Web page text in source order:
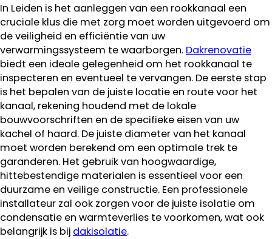
In Leiden is het aanleggen van een rookkanaal een
cruciale klus die met zorg moet worden uitgevoerd om
de veiligheid en efficiëntie van uw
verwarmingssysteem te waarborgen. Dakrenovatie
biedt een ideale gelegenheid om het rookkanaal te
inspecteren en eventueel te vervangen. De eerste stap
is het bepalen van de juiste locatie en route voor het
kanaal, rekening houdend met de lokale
bouwvoorschriften en de specifieke eisen van uw
kachel of haard. De juiste diameter van het kanaal
moet worden berekend om een optimale trek te
garanderen. Het gebruik van hoogwaardige,
hittebestendige materialen is essentieel voor een
duurzame en veilige constructie. Een professionele
installateur zal ook zorgen voor de juiste isolatie om
condensatie en warmteverlies te voorkomen, wat ook
belangrijk is bij dakisolatie.